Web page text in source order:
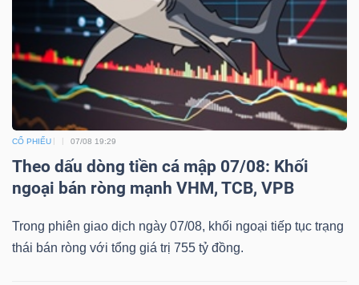
CỔ PHIẾU 07/08 19:29
Theo dấu dòng tiền cá mập 07/08: Khối
ngoại bán ròng mạnh VHM, TCB, VPB
Trong phiên giao dịch ngày 07/08, khối ngoại tiếp tục trạng
thái bán ròng với tổng giá trị 755 tỷ đồng.